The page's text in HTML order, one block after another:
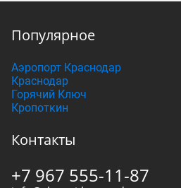
Популярное
Аэропорт Краснодар
Краснодар
Горячий Ключ
Кропоткин
Контакты
+7 967 555-11-87